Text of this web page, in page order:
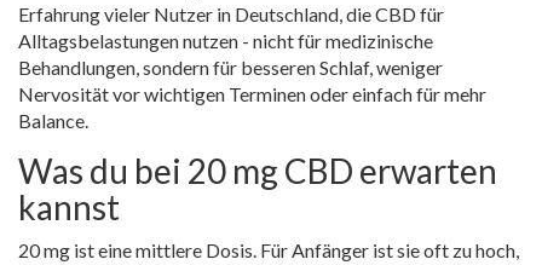
Erfahrung vieler Nutzer in Deutschland, die CBD für
Alltagsbelastungen nutzen - nicht für medizinische
Behandlungen, sondern für besseren Schlaf, weniger
Nervosität vor wichtigen Terminen oder einfach für mehr
Balance.
Was du bei 20 mg CBD erwarten
kannst
20 mg ist eine mittlere Dosis. Für Anfänger ist sie oft zu hoch,